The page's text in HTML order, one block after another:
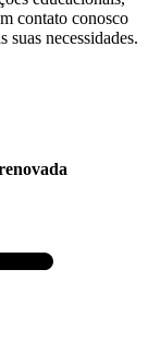
contato conosco
suas necessidades.